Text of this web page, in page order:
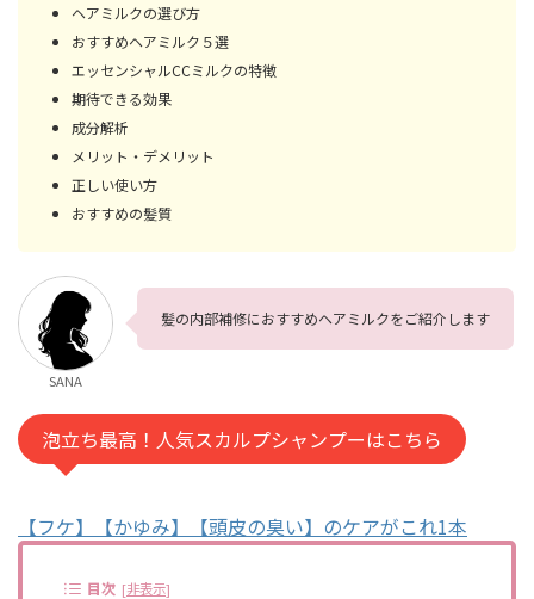
ヘアミルクの選び方
おすすめヘアミルク５選
エッセンシャルCCミルクの特徴
期待できる効果
成分解析
メリット・デメリット
正しい使い方
おすすめの髪質
SANA
髪の内部補修におすすめヘアミルクをご紹介します
泡立ち最高！人気スカルプシャンプーはこちら
【フケ】【かゆみ】【頭皮の臭い】のケアがこれ1本
目次 [非表示]